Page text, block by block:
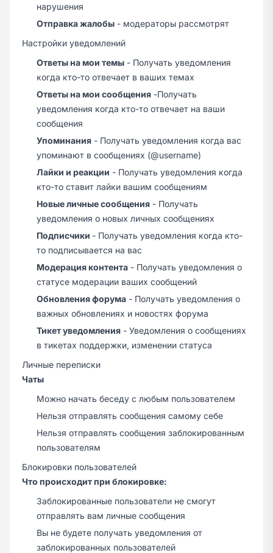
нарушения
Отправка жалобы - модераторы рассмотрят
Настройки уведомлений
Ответы на мои темы - Получать уведомления
когда кто-то отвечает в ваших темах
Ответы на мои сообщения -Получать
уведомления когда кто-то отвечает на ваши
сообщения
Упоминания - Получать уведомления когда вас
упоминают в сообщениях (@username)
Лайки и реакции - Получать уведомления когда
кто-то ставит лайки вашим сообщениям
Новые личные сообщения - Получать
уведомления о новых личных сообщениях
Подписчики - Получать уведомления когда кто-
то подписывается на вас
Модерация контента - Получать уведомления о
статусе модерации ваших сообщений
Обновления форума - Получать уведомления о
важных обновлениях и новостях форума
Тикет уведомления - Уведомления о сообщениях
в тикетах поддержки, изменении статуса
Личные переписки
Чаты
Можно начать беседу с любым пользователем
Нельзя отправлять сообщения самому себе
Нельзя отправлять сообщения заблокированным
пользователям
Блокировки пользователей
Что происходит при блокировке:
Заблокированные пользователи не смогут
отправлять вам личные сообщения
Вы не будете получать уведомления от
заблокированных пользователей